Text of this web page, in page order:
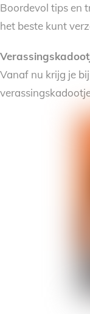
Boordevol tips en
het beste kunt
Vanaf nu krijg je